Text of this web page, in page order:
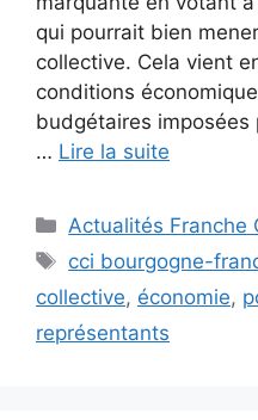
qui pourrait bien
collective. Cela vient
conditions
budgétaires imposées
… Lire la suite
Catégories
Actualités Franche
Étiquettes
cci bourgogne-
collective, économie,
représentants